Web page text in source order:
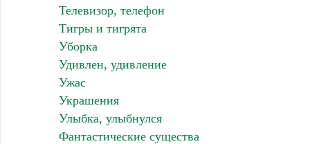
Телевизор, телефон
Тигры и тигрята
Уборка
Удивлен, удивление
Ужас
Украшения
Улыбка, улыбнулся
Фантастические существа